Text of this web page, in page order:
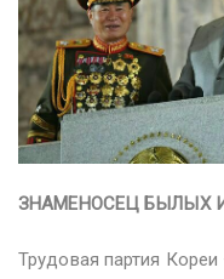
ЗНАМЕНОСЕЦ БЫЛЫХ
Трудовая партия